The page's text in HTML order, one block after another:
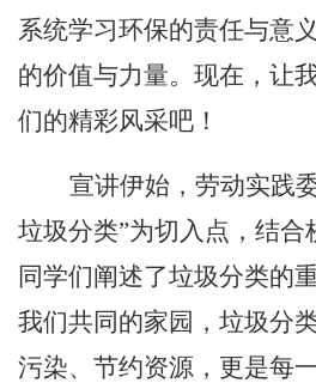
系统学习环保的责任与意
的价值与力量。现在，让
们的精彩风采吧！
宣讲伊始，劳动实践
垃圾分类”为切入点，结合
同学们阐述了垃圾分类的
我们共同的家园，垃圾分
污染、节约资源，更是每